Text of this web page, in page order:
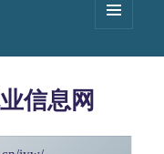
信息网